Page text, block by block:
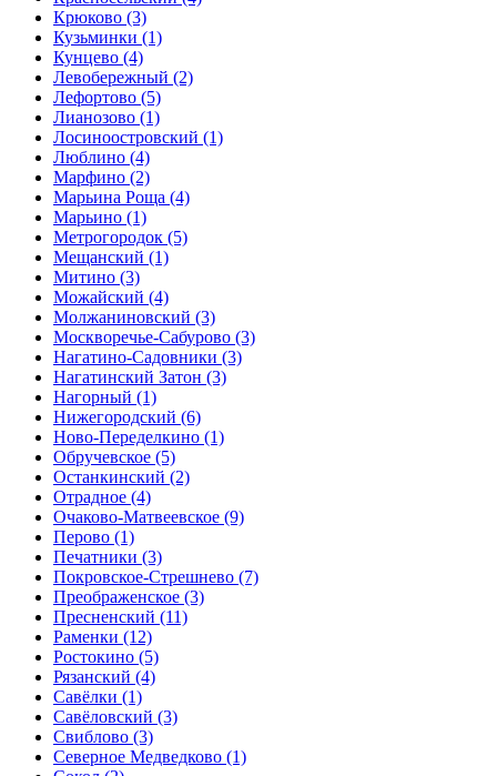
Крюково (3)
Кузьминки (1)
Кунцево (4)
Левобережный (2)
Лефортово (5)
Лианозово (1)
Лосиноостровский (1)
Люблино (4)
Марфино (2)
Марьина Роща (4)
Марьино (1)
Метрогородок (5)
Мещанский (1)
Митино (3)
Можайский (4)
Молжаниновский (3)
Москворечье-Сабурово (3)
Нагатино-Садовники (3)
Нагатинский Затон (3)
Нагорный (1)
Нижегородский (6)
Ново-Переделкино (1)
Обручевское (5)
Останкинский (2)
Отрадное (4)
Очаково-Матвеевское (9)
Перово (1)
Печатники (3)
Покровское-Стрешнево (7)
Преображенское (3)
Пресненский (11)
Раменки (12)
Ростокино (5)
Рязанский (4)
Савёлки (1)
Савёловский (3)
Свиблово (3)
Северное Медведково (1)